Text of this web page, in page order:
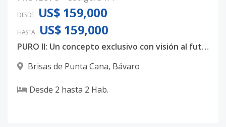
DESDE US$ 159,000
HASTA US$ 159,000
PURO II: Un concepto exclusivo con visión al futuro en Puerto Cancún
Brisas de Punta Cana, Bávaro
Desde 2 hasta 2 Hab.